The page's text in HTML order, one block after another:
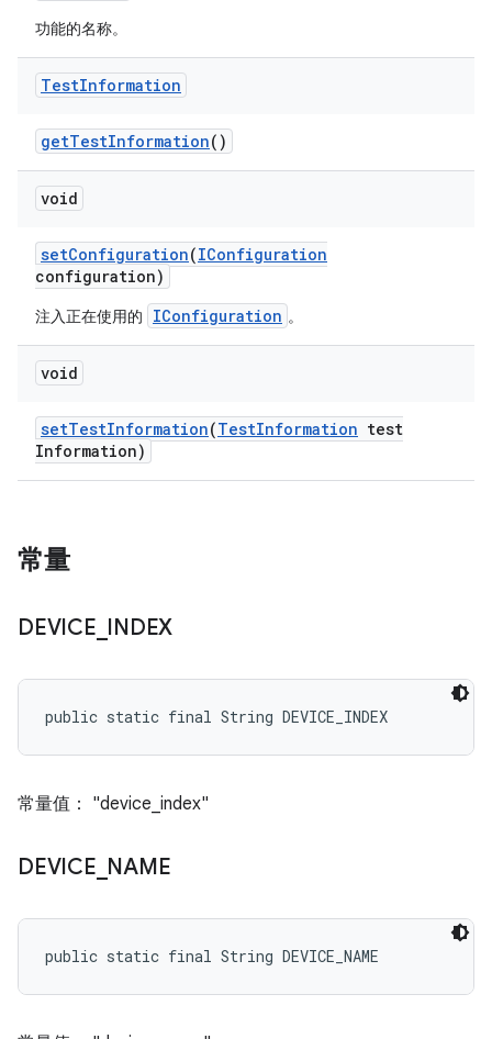
功能的名称。
TestInformation
getTestInformation()
void
setConfiguration(IConfiguration
configuration)
注入正在使用的 IConfiguration 。
void
setTestInformation(TestInformation test
Information)
常量
DEVICE INDEX
public static final String DEVICE_INDEX
常量值： "device_index"
DEVICE NAME
public static final String DEVICE_NAME